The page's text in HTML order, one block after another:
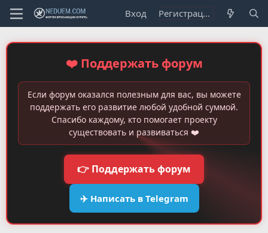
Вход Регистрация
❤️ Поддержать форум
Если форум оказался полезным для вас, вы можете
поддержать его развитие любой удобной суммой.
Спасибо каждому, кто помогает проекту
существовать и развиваться ❤️
👉 Поддержать форум
✈️ Написать в Telegram